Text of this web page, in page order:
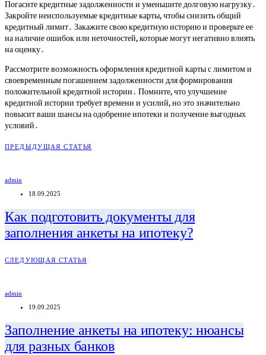
Погасите кредитные задолженности и уменьшите долговую нагрузку․
Закройте неиспользуемые кредитные карты, чтобы снизить общий
кредитный лимит․ Закажите свою кредитную историю и проверьте ее
на наличие ошибок или неточностей, которые могут негативно влиять
на оценку․
Рассмотрите возможность оформления кредитной карты с лимитом и
своевременным погашением задолженности для формирования
положительной кредитной истории․ Помните, что улучшение
кредитной истории требует времени и усилий, но это значительно
повысит ваши шансы на одобрение ипотеки и получение выгодных
условий․
ПРЕДЫДУЩАЯ СТАТЬЯ
admin
18.09.2025
Как подготовить документы для
заполнения анкеты на ипотеку?
СЛЕДУЮЩАЯ СТАТЬЯ
admin
19.09.2025
Заполнение анкеты на ипотеку: нюансы
для разных банков